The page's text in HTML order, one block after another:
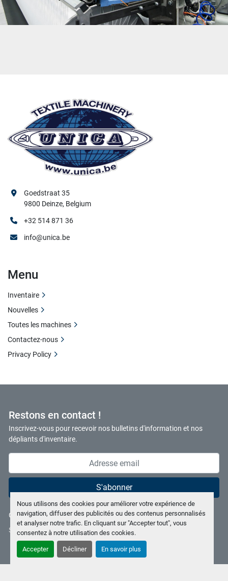
Nous utilisons des cookies pour améliorer votre expérience de
navigation, diffuser des publicités ou des contenus personnalisés
et analyser notre trafic. En cliquant sur "Accepter tout", vous
consentez à notre utilisation des cookies.
Accepter Décliner En savoir plus
Restons en contact !
Inscrivez-vous pour recevoir nos bulletins d'information et nos
dépliants d'inventaire.
S'abonner
Gérez les cookies
Site webMachinio SystemparMachinio
Goedstraat 35
9800 Deinze, Belgium
+32 514 871 36
info@unica.be
Menu
Inventaire
Nouvelles
Toutes les machines
Contactez-nous
Privacy Policy